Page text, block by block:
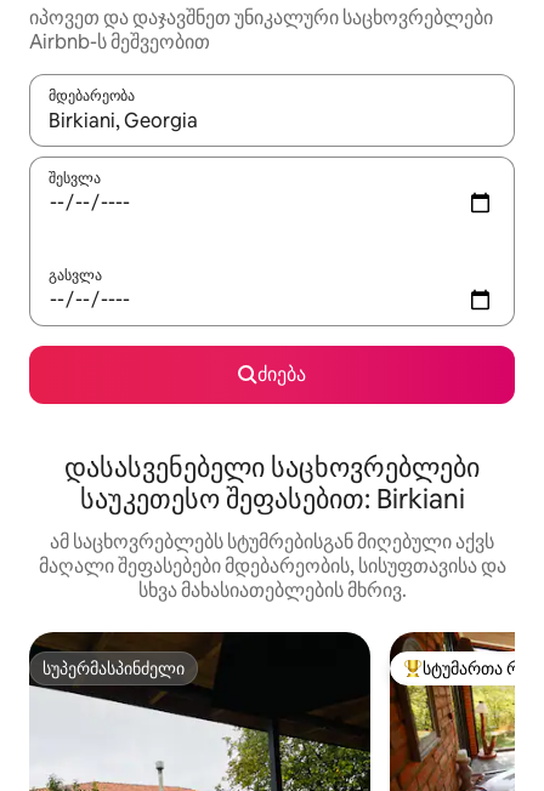
იპოვეთ და დაჯავშნეთ უნიკალური საცხოვრებლები
Airbnb-ს მეშვეობით
მდებარეობა
როცა შედეგები ხელმისაწვდომი გახდება, ნავიგაციისთვის
შესვლა
გასვლა
ძიება
დასასვენებელი საცხოვრებლები
საუკეთესო შეფასებით: Birkiani
ამ საცხოვრებლებს სტუმრებისგან მიღებული აქვს
მაღალი შეფასებები მდებარეობის, სისუფთავისა და
სხვა მახასიათებლების მხრივ.
სუპერმასპინძელი
სუპერმასპინძელი სტუმართა
სტუმართა